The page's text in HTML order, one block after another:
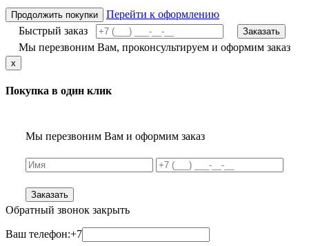
Продолжить покупки
Перейти к оформлению
Быстрый заказ
Заказать
Мы перезвоним Вам, проконсультируем и оформим заказ
x
Покупка в один клик
Мы перезвоним Вам и оформим заказ
Заказать
Обратный звонок закрыть
Ваш телефон:+7